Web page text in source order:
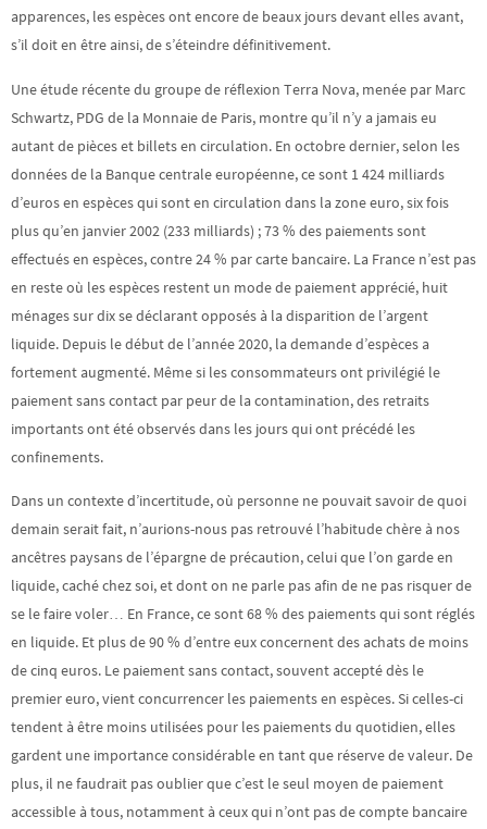
apparences, les espèces ont encore de beaux jours devant elles avant,
s’il doit en être ainsi, de s’éteindre définitivement.
Une étude récente du groupe de réflexion Terra Nova, menée par Marc
Schwartz, PDG de la Monnaie de Paris, montre qu’il n’y a jamais eu
autant de pièces et billets en circulation. En octobre dernier, selon les
données de la Banque centrale européenne, ce sont 1 424 milliards
d’euros en espèces qui sont en circulation dans la zone euro, six fois
plus qu’en janvier 2002 (233 milliards) ; 73 % des paiements sont
effectués en espèces, contre 24 % par carte bancaire. La France n’est pas
en reste où les espèces restent un mode de paiement apprécié, huit
ménages sur dix se déclarant opposés à la disparition de l’argent
liquide. Depuis le début de l’année 2020, la demande d’espèces a
fortement augmenté. Même si les consommateurs ont privilégié le
paiement sans contact par peur de la contamination, des retraits
importants ont été observés dans les jours qui ont précédé les
confinements.
Dans un contexte d’incertitude, où personne ne pouvait savoir de quoi
demain serait fait, n’aurions-nous pas retrouvé l’habitude chère à nos
ancêtres paysans de l’épargne de précaution, celui que l’on garde en
liquide, caché chez soi, et dont on ne parle pas afin de ne pas risquer de
se le faire voler… En France, ce sont 68 % des paiements qui sont réglés
en liquide. Et plus de 90 % d’entre eux concernent des achats de moins
de cinq euros. Le paiement sans contact, souvent accepté dès le
premier euro, vient concurrencer les paiements en espèces. Si celles-ci
tendent à être moins utilisées pour les paiements du quotidien, elles
gardent une importance considérable en tant que réserve de valeur. De
plus, il ne faudrait pas oublier que c’est le seul moyen de paiement
accessible à tous, notamment à ceux qui n’ont pas de compte bancaire